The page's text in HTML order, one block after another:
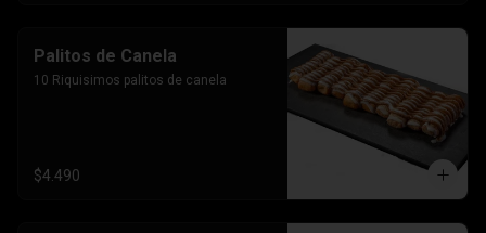
Palitos de Canela
10 Riquisimos palitos de canela
$4.490